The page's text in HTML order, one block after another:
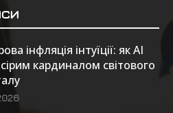
інфляція інтуїції: як AI
кардиналом світового